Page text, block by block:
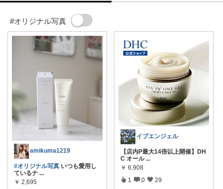
#オリジナル写真
amikuma1219
#オリジナル写真 いつも愛用し
ているナ ...
￥ 2,695
イブエンジェル
【店内P最大14倍以上開催】DH
C オール ...
￥ 6,908
1 0 29